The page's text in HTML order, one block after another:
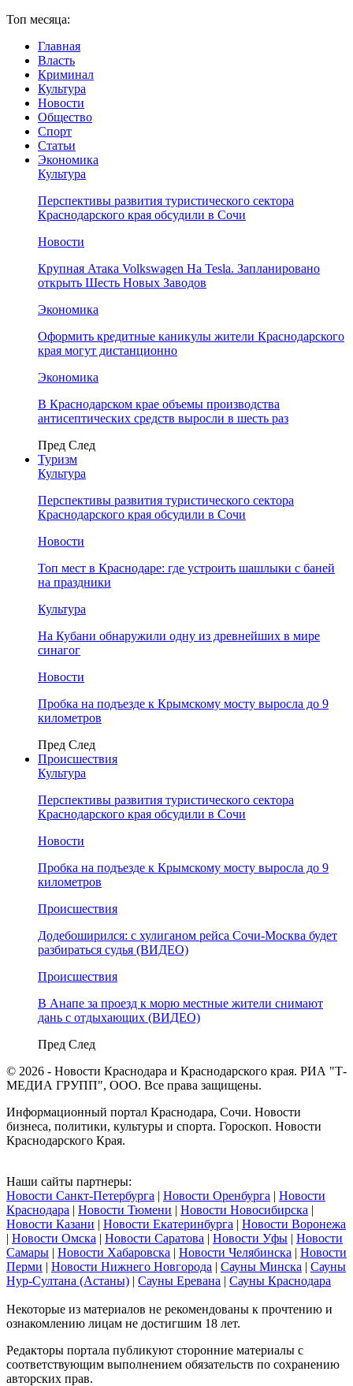
Топ месяца:
Главная
Власть
Криминал
Культура
Новости
Общество
Спорт
Статьи
Экономика
Культура
Перспективы развития туристического сектора
Краснодарского края обсудили в Сочи
Новости
Крупная Атака Volkswagen На Tesla. Запланировано
открыть Шесть Новых Заводов
Экономика
Оформить кредитные каникулы жители Краснодарского
края могут дистанционно
Экономика
В Краснодарском крае объемы производства
антисептических средств выросли в шесть раз
Пред След
Туризм
Культура
Перспективы развития туристического сектора
Краснодарского края обсудили в Сочи
Новости
Топ мест в Краснодаре: где устроить шашлыки с баней
на праздники
Культура
На Кубани обнаружили одну из древнейших в мире
синагог
Новости
Пробка на подъезде к Крымскому мосту выросла до 9
километров
Пред След
Происшествия
Культура
Перспективы развития туристического сектора
Краснодарского края обсудили в Сочи
Новости
Пробка на подъезде к Крымскому мосту выросла до 9
километров
Происшествия
Додебоширился: с хулиганом рейса Сочи-Москва будет
разбираться судья (ВИДЕО)
Происшествия
В Анапе за проезд к морю местные жители снимают
дань с отдыхающих (ВИДЕО)
Пред След
© 2026 - Новости Краснодара и Краснодарского края. РИА "Т-
МЕДИА ГРУПП", ООО. Все права защищены.
Информационный портал Краснодара, Сочи. Новости
бизнеса, политики, культуры и спорта. Гороскоп. Новости
Краснодарского Края.
Наши сайты партнеры:
Новости Санкт-Петербурга | Новости Оренбурга | Новости
Краснодара | Новости Тюмени | Новости Новосибирска |
Новости Казани | Новости Екатеринбурга | Новости Воронежа
| Новости Омска | Новости Саратова | Новости Уфы | Новости
Самары | Новости Хабаровска | Новости Челябинска | Новости
Перми | Новости Нижнего Новгорода | Сауны Минска | Сауны
Нур-Султана (Астаны) | Сауны Еревана | Сауны Краснодара
Некоторые из материалов не рекомендованы к прочтению и
ознакомлению лицам не достигшим 18 лет.
Редакторы портала публикуют сторонние материалы с
соответствующим выполнением обязательств по сохранению
авторских прав.